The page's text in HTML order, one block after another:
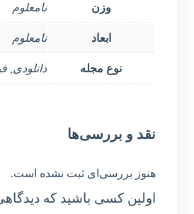
وزن نامعلوم
ابعاد نامعلوم
نوع مجله دانلودی,
نقد و بررسی‌ها
هنوز بررسی‌ای ثبت نشده است.
اولین کسی باشید که